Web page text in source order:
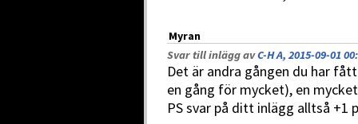
Myran
Svar till inlägg avC-H A, 2015-09-01
Det är andra gången du har
en gång för mycket), en
PS svar på ditt inlägg alltså +1